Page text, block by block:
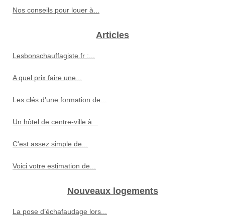
Nos conseils pour louer à...
Articles
Lesbonschauffagiste.fr :...
A quel prix faire une...
Les clés d'une formation de...
Un hôtel de centre-ville à...
C'est assez simple de...
Voici votre estimation de...
Nouveaux logements
La pose d’échafaudage lors...